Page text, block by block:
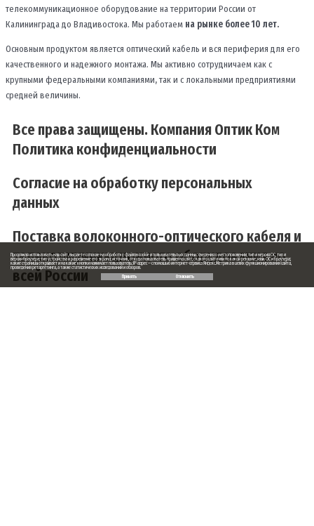
телекоммуникационное оборудование на территории России от
Калининграда до Владивостока. Мы работаем на рынке более 10 лет.
Основным продуктом является оптический кабель и вся периферия для его
качественного и надежного монтажа. Мы активно сотрудничаем как с
крупными федеральными компаниями, так и с локальными предприятиями
средней величины.
Все права защищены. Компания Оптик Ком
Политика конфиденциальности
Согласие на обработку персональных
данных
Поставка волоконного-оптического кабеля и
телекоммуникационного оборудования по
всей России
Продолжая использовать наш сайт, вы даете согласие на обработку файлов cookie и пользовательских данных: сведения о местоположении; тип и версия ОС; тип и
версия браузера; тип устройства и разрешение его экрана; источник, откуда пользователь пришел на сайт; с какого сайта или по какой рекламе; язык ОС и браузера;
какие страницы открывает и на какие кнопки нажимает пользователь; IP-адрес — с помощью интернет-сервиса Яндекс.Метрика в целях функционирования сайта,
проведения ретаргетинга, а также статистических исследований и обзоров.
Принять
Отклонить